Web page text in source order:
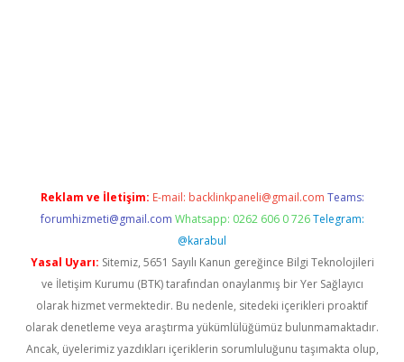
Reklam ve İletişim: E-mail: backlinkpaneli@gmail.com Teams:
forumhizmeti@gmail.com Whatsapp: 0262 606 0 726 Telegram:
@karabul
Yasal Uyarı: Sitemiz, 5651 Sayılı Kanun gereğince Bilgi Teknolojileri
ve İletişim Kurumu (BTK) tarafından onaylanmış bir Yer Sağlayıcı
olarak hizmet vermektedir. Bu nedenle, sitedeki içerikleri proaktif
olarak denetleme veya araştırma yükümlülüğümüz bulunmamaktadır.
Ancak, üyelerimiz yazdıkları içeriklerin sorumluluğunu taşımakta olup,